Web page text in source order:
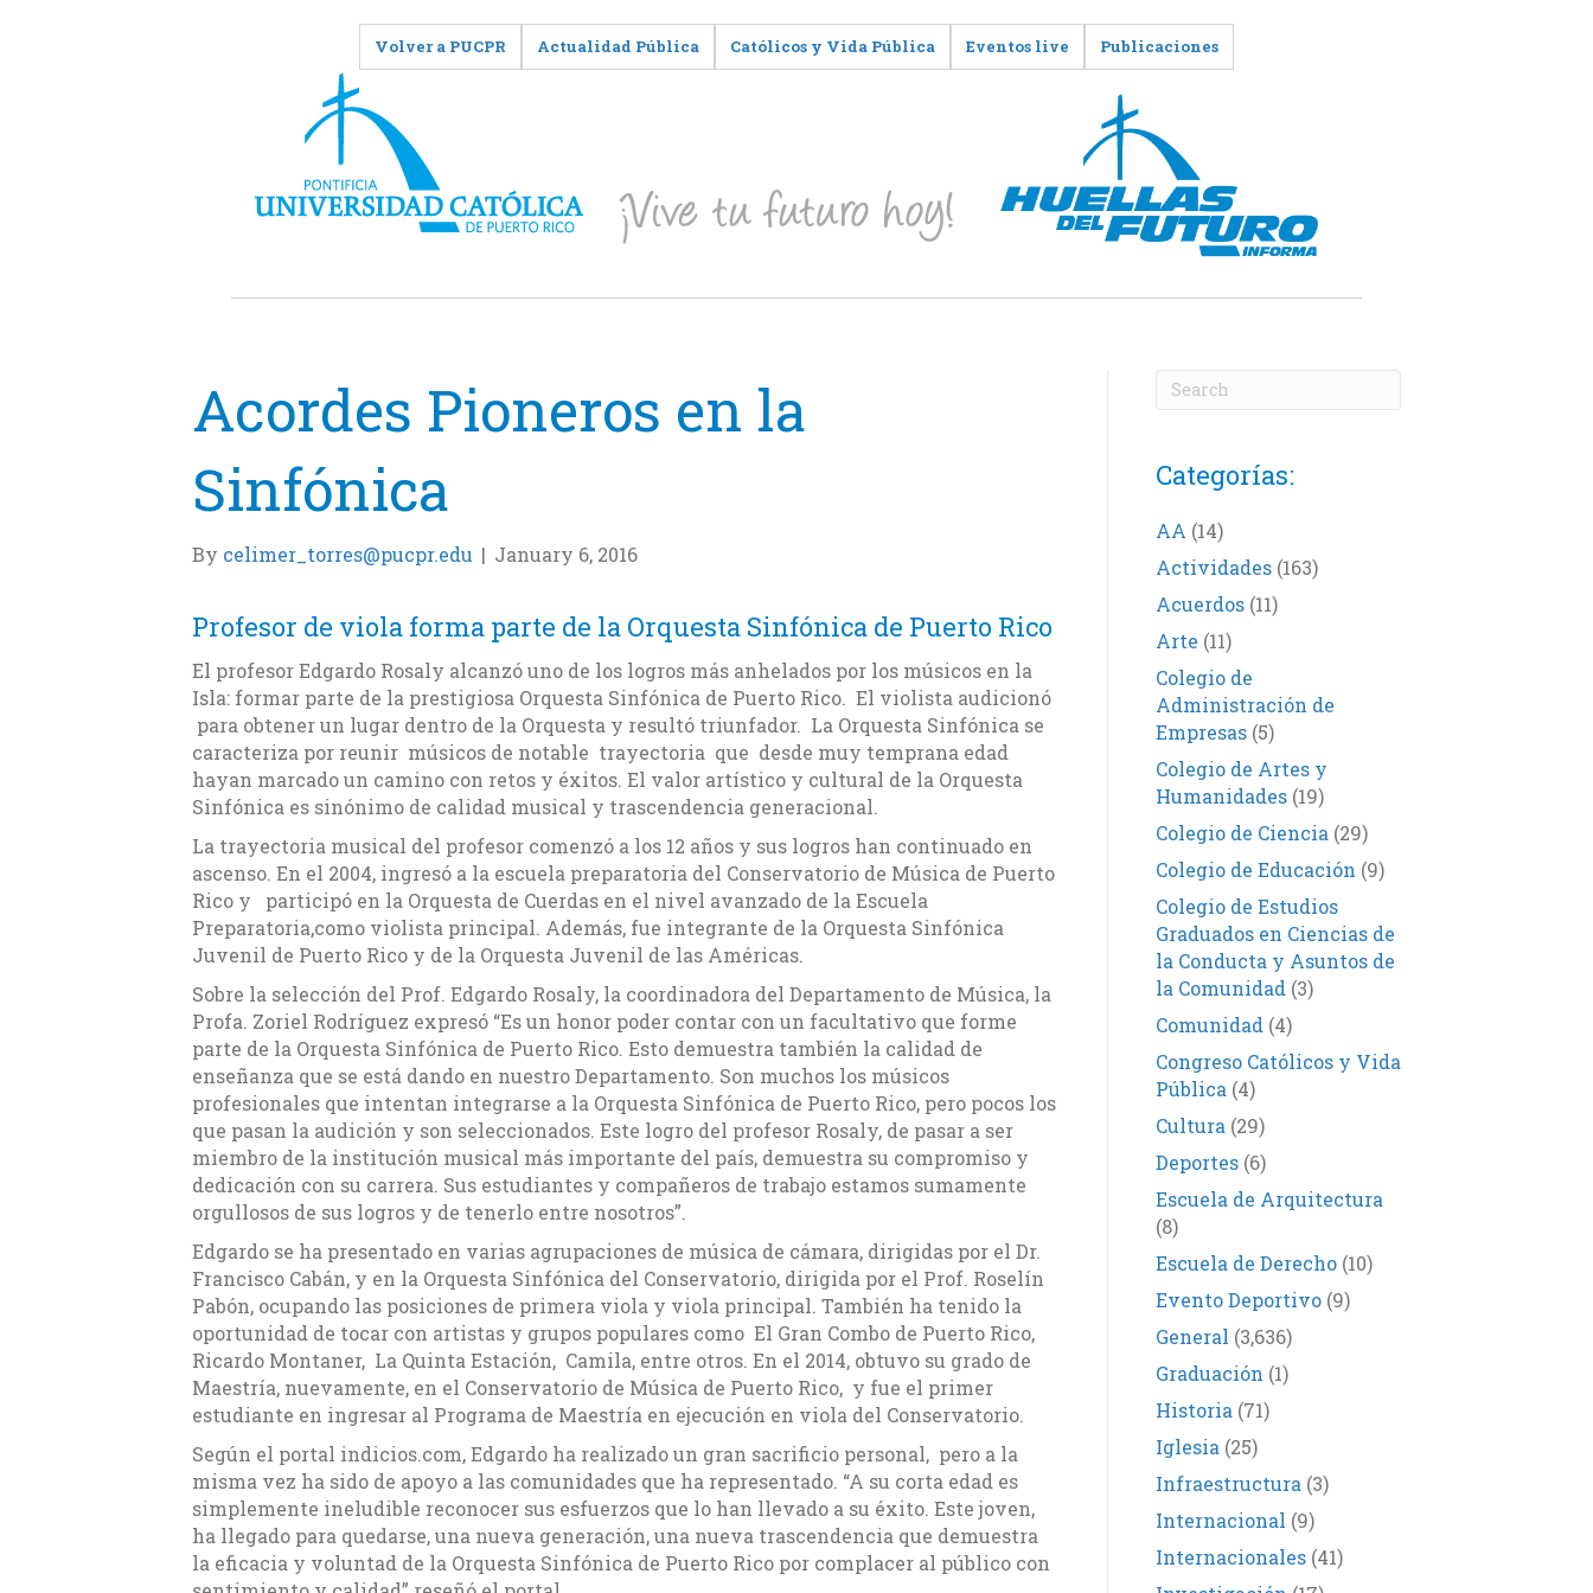
Volver a PUCPR Actualidad Pública Católicos y Vida Pública Eventos live Publicaciones
Acordes Pioneros en la
Sinfónica
By celimer_torres@pucpr.edu | January 6, 2016
Profesor de viola forma parte de la Orquesta Sinfónica de Puerto Rico
El profesor Edgardo Rosaly alcanzó uno de los logros más anhelados por los músicos en la
Isla: formar parte de la prestigiosa Orquesta Sinfónica de Puerto Rico. El violista audicionó
para obtener un lugar dentro de la Orquesta y resultó triunfador. La Orquesta Sinfónica se
caracteriza por reunir músicos de notable trayectoria que desde muy temprana edad
hayan marcado un camino con retos y éxitos. El valor artístico y cultural de la Orquesta
Sinfónica es sinónimo de calidad musical y trascendencia generacional.
La trayectoria musical del profesor comenzó a los 12 años y sus logros han continuado en
ascenso. En el 2004, ingresó a la escuela preparatoria del Conservatorio de Música de Puerto
Rico y participó en la Orquesta de Cuerdas en el nivel avanzado de la Escuela
Preparatoria,como violista principal. Además, fue integrante de la Orquesta Sinfónica
Juvenil de Puerto Rico y de la Orquesta Juvenil de las Américas.
Sobre la selección del Prof. Edgardo Rosaly, la coordinadora del Departamento de Música, la
Profa. Zoriel Rodríguez expresó “Es un honor poder contar con un facultativo que forme
parte de la Orquesta Sinfónica de Puerto Rico. Esto demuestra también la calidad de
enseñanza que se está dando en nuestro Departamento. Son muchos los músicos
profesionales que intentan integrarse a la Orquesta Sinfónica de Puerto Rico, pero pocos los
que pasan la audición y son seleccionados. Este logro del profesor Rosaly, de pasar a ser
miembro de la institución musical más importante del país, demuestra su compromiso y
dedicación con su carrera. Sus estudiantes y compañeros de trabajo estamos sumamente
orgullosos de sus logros y de tenerlo entre nosotros”.
Edgardo se ha presentado en varias agrupaciones de música de cámara, dirigidas por el Dr.
Francisco Cabán, y en la Orquesta Sinfónica del Conservatorio, dirigida por el Prof. Roselín
Pabón, ocupando las posiciones de primera viola y viola principal. También ha tenido la
oportunidad de tocar con artistas y grupos populares como El Gran Combo de Puerto Rico,
Ricardo Montaner, La Quinta Estación, Camila, entre otros. En el 2014, obtuvo su grado de
Maestría, nuevamente, en el Conservatorio de Música de Puerto Rico, y fue el primer
estudiante en ingresar al Programa de Maestría en ejecución en viola del Conservatorio.
Según el portal indicios.com, Edgardo ha realizado un gran sacrificio personal, pero a la
misma vez ha sido de apoyo a las comunidades que ha representado. “A su corta edad es
simplemente ineludible reconocer sus esfuerzos que lo han llevado a su éxito. Este joven,
ha llegado para quedarse, una nueva generación, una nueva trascendencia que demuestra
la eficacia y voluntad de la Orquesta Sinfónica de Puerto Rico por complacer al público con
Categorías:
AA (14)
Actividades(163)
Acuerdos(11)
Arte (11)
Colegio de
Administración de
Empresas(5)
Colegio de Artes y
Humanidades(19)
Colegio de Ciencia (29)
Colegio de Educación (9)
Colegio de Estudios
Graduados en Ciencias de
la Conducta y Asuntos de
la Comunidad (3)
Comunidad (4)
Congreso Católicos y Vida
Pública (4)
Cultura (29)
Deportes(6)
Escuela de Arquitectura
(8)
Escuela de Derecho(10)
Evento Deportivo(9)
General (3,636)
Graduación (1)
Historia (71)
Iglesia (25)
Infraestructura (3)
Internacional (9)
Internacionales(41)